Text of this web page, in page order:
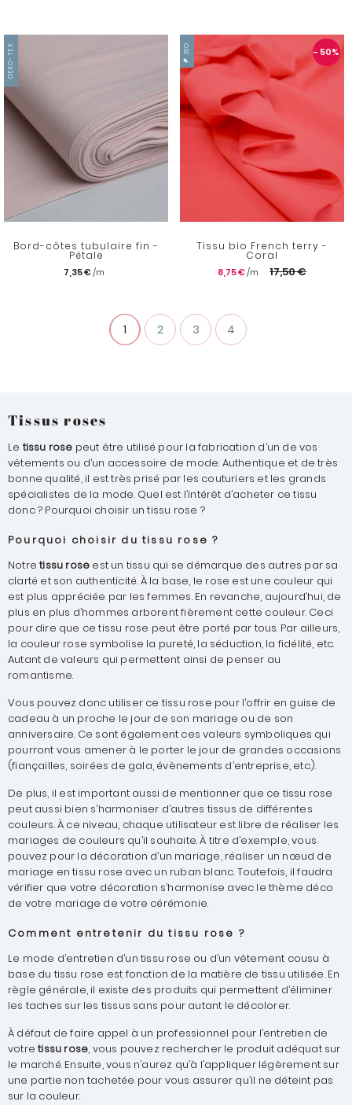
OEKO-TEX
Bord-côtes tubulaire fin -
Pétale
7,35 €
BIO - 50%
Tissu bio French terry -
Coral
8,75 € 17,50 €
1 2 3 4
Tissus roses
Le tissu rose peut être utilisé pour la fabrication d’un de vos
vêtements ou d’un accessoire de mode. Authentique et de très
bonne qualité, il est très prisé par les couturiers et les grands
spécialistes de la mode. Quel est l’intérêt d’acheter ce tissu
donc ? Pourquoi choisir un tissu rose ?
Pourquoi choisir du tissu rose ?
Notretissu rose est un tissu qui se démarque des autres par sa
clarté et son authenticité. À la base, le rose est une couleur qui
est plus appréciée par les femmes. En revanche, aujourd’hui, de
plus en plus d’hommes arborent fièrement cette couleur. Ceci
pour dire que ce tissu rose peut être porté par tous. Par ailleurs,
la couleur rose symbolise la pureté, la séduction, la fidélité, etc.
Autant de valeurs qui permettent ainsi de penser au
romantisme.
Vous pouvez donc utiliser ce tissu rose pour l’offrir en guise de
cadeau à un proche le jour de son mariage ou de son
anniversaire. Ce sont également ces valeurs symboliques qui
pourront vous amener à le porter le jour de grandes occasions
(fiançailles, soirées de gala, évènements d’entreprise, etc.).
De plus, il est important aussi de mentionner que ce tissu rose
peut aussi bien s’harmoniser d’autres tissus de différentes
couleurs. À ce niveau, chaque utilisateur est libre de réaliser les
mariages de couleurs qu’il souhaite. À titre d’exemple, vous
pouvez pour la décoration d’un mariage, réaliser un nœud de
mariage en tissu rose avec un ruban blanc. Toutefois, il faudra
vérifier que votre décoration s’harmonise avec le thème déco
de votre mariage de votre cérémonie.
Comment entretenir du tissu rose ?
Le mode d’entretien d’un tissu rose ou d’un vêtement cousu à
base du tissu rose est fonction de la matière de tissu utilisée. En
règle générale, il existe des produits qui permettent d’éliminer
les taches sur les tissus sans pour autant le décolorer.
À défaut de faire appel à un professionnel pour l’entretien de
votretissu rose, vous pouvez rechercher le produit adéquat sur
le marché. Ensuite, vous n’aurez qu’à l’appliquer légèrement sur
une partie non tachetée pour vous assurer qu’il ne déteint pas
sur la couleur.